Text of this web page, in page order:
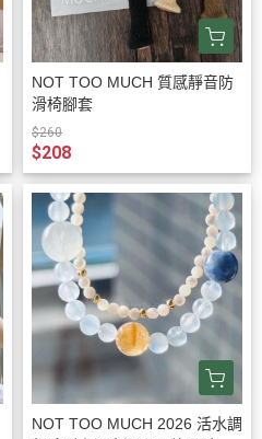
NOT TOO MUCH 質感靜音防
滑椅腳套
$260
$208
NOT TOO MUCH 2026 活水調